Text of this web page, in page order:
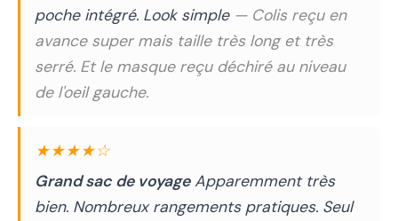
poche intégré. Look simple — Colis reçu en
avance super mais taille très long et très
serré. Et le masque reçu déchiré au niveau
de l'oeil gauche.
★★★★☆
Grand sac de voyageApparemment très
bien. Nombreux rangements pratiques. Seul